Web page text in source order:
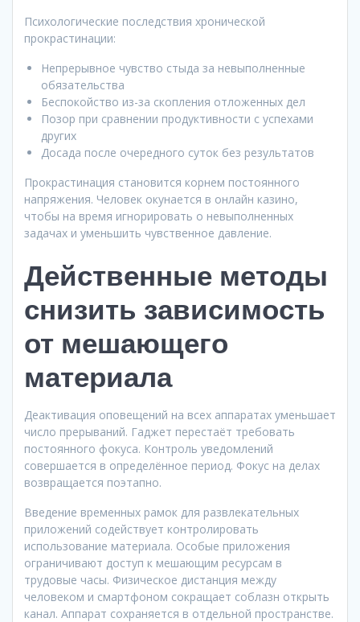
Психологические последствия хронической
прокрастинации:
Непрерывное чувство стыда за невыполненные
обязательства
Беспокойство из-за скопления отложенных дел
Позор при сравнении продуктивности с успехами
других
Досада после очередного суток без результатов
Прокрастинация становится корнем постоянного
напряжения. Человек окунается в онлайн казино,
чтобы на время игнорировать о невыполненных
задачах и уменьшить чувственное давление.
Действенные методы
снизить зависимость
от мешающего
материала
Деактивация оповещений на всех аппаратах уменьшает
число прерываний. Гаджет перестаёт требовать
постоянного фокуса. Контроль уведомлений
совершается в определённое период. Фокус на делах
возвращается поэтапно.
Введение временных рамок для развлекательных
приложений содействует контролировать
использование материала. Особые приложения
ограничивают доступ к мешающим ресурсам в
трудовые часы. Физическое дистанция между
человеком и смартфоном сокращает соблазн открыть
канал. Аппарат сохраняется в отдельной пространстве.